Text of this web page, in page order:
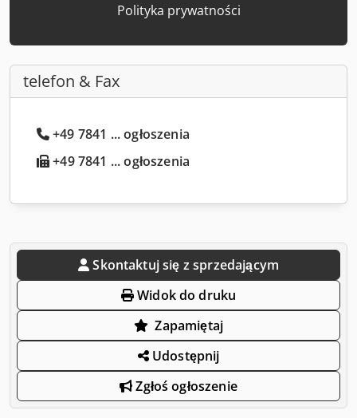
Polityka prywatności
telefon & Fax
+49 7841 ... ogłoszenia
+49 7841 ... ogłoszenia
Skontaktuj się z sprzedającym
Widok do druku
Zapamiętaj
Udostępnij
Zgłoś ogłoszenie